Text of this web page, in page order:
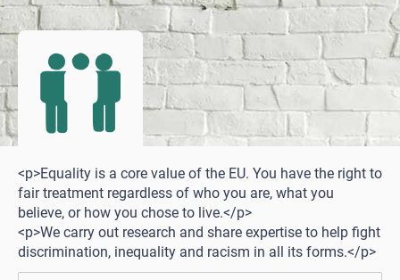
<p>Equality is a core value of the EU. You have the right to
fair treatment regardless of who you are, what you
believe, or how you chose to live.</p>
<p>We carry out research and share expertise to help fight
discrimination, inequality and racism in all its forms.</p>